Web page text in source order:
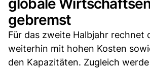
globale
gebremst
Für das zweite Halbjahr rechnet
weiterhin mit hohen Kosten
den Kapazitäten. Zugleich